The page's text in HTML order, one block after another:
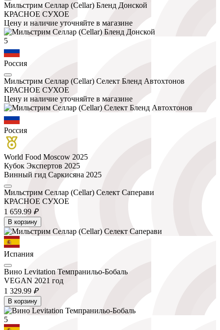
Мильстрим Селлар (Cellar) Бленд Донской
КРАСНОЕ СУХОЕ
Цену и наличие уточняйте в магазине
5
Россия
Мильстрим Селлар (Cellar) Селект Бленд Автохтонов
КРАСНОЕ СУХОЕ
Цену и наличие уточняйте в магазине
Россия
World Food Moscow 2025
Кубок Экспертов 2025
Винный гид Саркисяна 2025
Мильстрим Селлар (Cellar) Селект Саперави
КРАСНОЕ СУХОЕ
1 659.99 ₽
В корзину
Испания
Вино Levitation Темпранильо-Бобаль
VEGAN 2021 год
1 329.99 ₽
В корзину
5